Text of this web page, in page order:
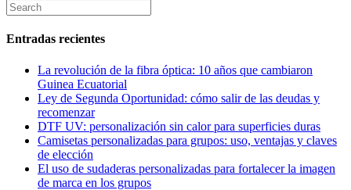
Entradas recientes
La revolución de la fibra óptica: 10 años que cambiaron
Guinea Ecuatorial
Ley de Segunda Oportunidad: cómo salir de las deudas y
recomenzar
DTF UV: personalización sin calor para superficies duras
Camisetas personalizadas para grupos: uso, ventajas y claves
de elección
El uso de sudaderas personalizadas para fortalecer la imagen
de marca en los grupos